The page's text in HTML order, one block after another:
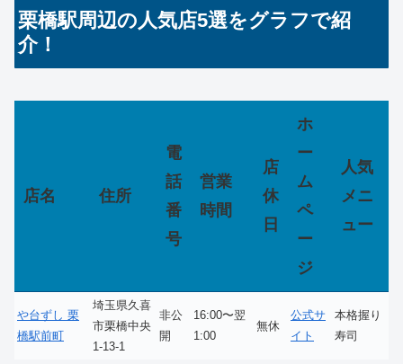
栗橋駅周辺の人気店5選をグラフで紹
介！
店名 住所
電
話
番
号
営業
時間
店
休
日
ホ
ー
ム
ペ
ー
ジ
人気
メニ
ュー
や台ずし 栗
橋駅前町
埼玉県久喜
市栗橋中央
1-13-1
非公
開
16:00〜翌
1:00
無休
公式サ
イト
本格握り
寿司